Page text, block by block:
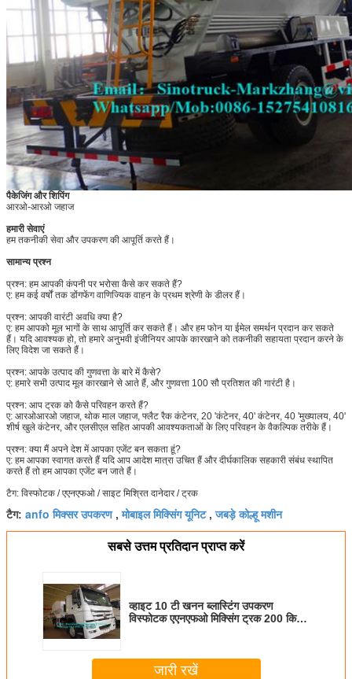
पैकेजिंग और शिपिंग
आरओ-आरओ जहाज
हमारी सेवाएं
हम तकनीकी सेवा और उपकरण की आपूर्ति करते हैं।
सामान्य प्रश्न
प्रश्न: हम आपकी कंपनी पर भरोसा कैसे कर सकते हैं?
ए: हम कई वर्षों तक डोंगफेंग वाणिज्यिक वाहन के प्रथम श्रेणी के डीलर हैं।
प्रश्न: आपकी वारंटी अवधि क्या है?
ए: हम आपको मूल भागों के साथ आपूर्ति कर सकते हैं। और हम फोन या ईमेल समर्थन प्रदान कर सकते
हैं। यदि आवश्यक हो, तो हमारे अनुभवी इंजीनियर आपके कारखाने को तकनीकी सहायता प्रदान करने के
लिए विदेश जा सकते हैं।
प्रश्न: आपके उत्पाद की गुणवत्ता के बारे में कैसे?
ए: हमारे सभी उत्पाद मूल कारखाने से आते हैं, और गुणवत्ता 100 सौ प्रतिशत की गारंटी है।
प्रश्न: आप ट्रक को कैसे परिवहन करते हैं?
ए: आरओआरओ जहाज, थोक माल जहाज, फ्लैट रैक कंटेनर, 20 'कंटेनर, 40' कंटेनर, 40 'मुख्यालय, 40'
शीर्ष खुले कंटेनर, और एलसीएल सहित आपकी आवश्यकताओं के लिए परिवहन के वैकल्पिक तरीके हैं।
प्रश्न: क्या मैं अपने देश में आपका एजेंट बन सकता हूं?
ए: हम आपका स्वागत करते हैं यदि आप आदेश मात्रा उचित हैं और दीर्घकालिक सहकारी संबंध स्थापित
करते हैं तो हम आपका एजेंट बन जाते हैं।
टैग: विस्फोटक / एएनएफओ / साइट मिश्रित दानेदार / ट्रक
टैग: anfo मिक्सर उपकरण,मोबाइल मिक्सिंग यूनिट,जबड़े कोल्हू मशीन
सबसे उत्तम प्रतिदान प्राप्त करें
व्हाइट 10 टी खनन ब्लास्टिंग उपकरण
विस्फोटक एएनएफओ मिक्सिंग ट्रक 200 किलो
जारी रखें